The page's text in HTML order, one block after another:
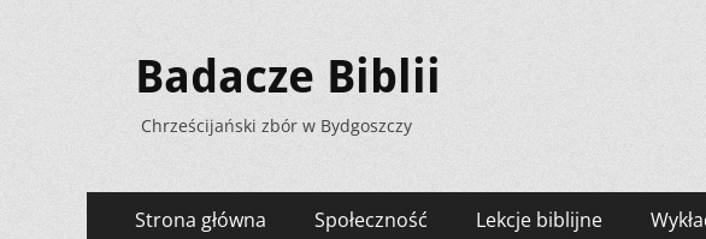
Badacze Biblii
Chrześcijański zbór w Bydgoszczy
Menu
Strona główna Społeczność Lekcje biblijne